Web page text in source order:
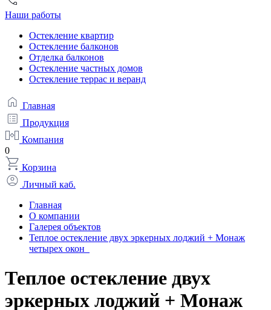
Наши работы
Остекление квартир
Остекление балконов
Отделка балконов
Остекление частных домов
Остекление террас и веранд
Главная
Продукция
Компания
0
Корзина
Личный каб.
Главная
О компании
Галерея объектов
Теплое остекление двух эркерных лоджий + Монаж
четырех окон
Теплое остекление двух
эркерных лоджий + Монаж